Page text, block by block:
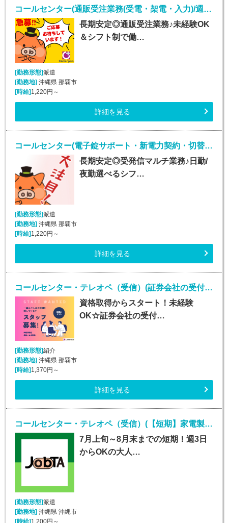
コールセンター(通販受注業務(受電・架電・入力)/週5シフト制)
長期安定◎通販受注業務♪未経験OK
＆シフト制で働…
[勤務形態]派遣
[勤務地]沖縄県 那覇市
[時給]1,220円～
詳細を見る
コールセンター(電子錠サポート・新電力契約・切替事務業務/週5シフト制)
長期安定◎受発信マルチ業務♪日勤/
夜勤選べるシフ…
[勤務形態]派遣
[勤務地]沖縄県 那覇市
[時給]1,220円～
詳細を見る
コールセンター・テレオペ（受信）(証券会社の受付・事務スタッフ/6月9日入社)
資格取得からスタート！未経験
OK☆証券会社の受付…
[勤務形態]紹介
[勤務地] 沖縄県 那覇市
[時給] 1,370円～
詳細を見る
コールセンター・テレオペ（受信）(【短期】家電製品の訪問修理日程案内コールセンター受信)
7月上旬～8月末までの短期！週3日
からOKの大人…
[勤務形態]派遣
[勤務地] 沖縄県 沖縄市